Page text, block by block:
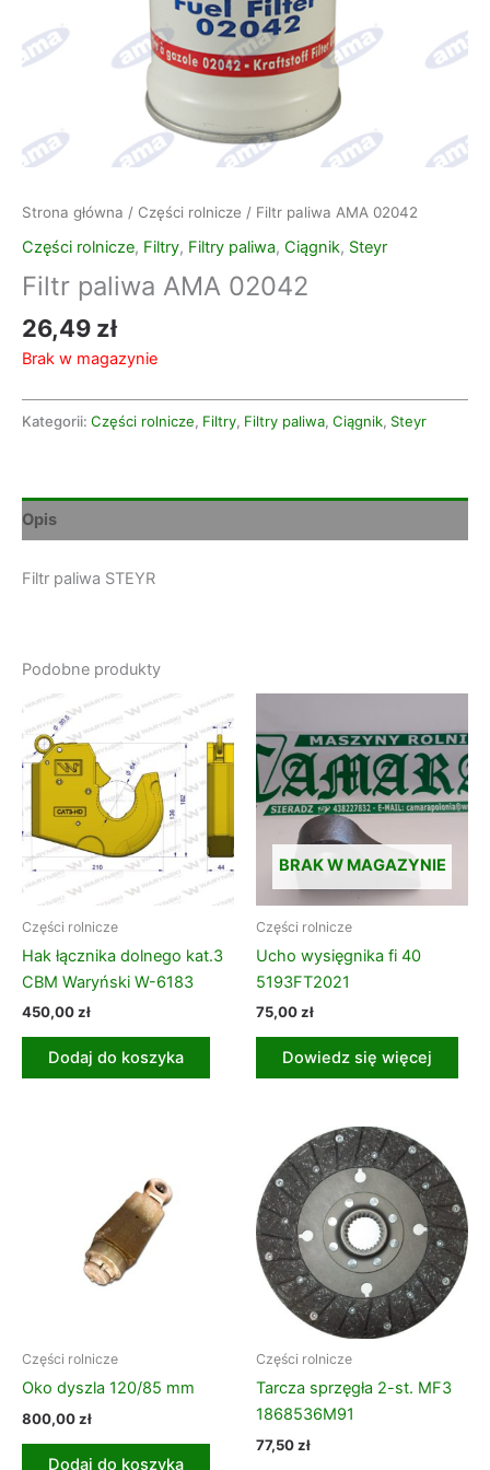
Strona główna / Części rolnicze / Filtr paliwa AMA 02042
Części rolnicze, Filtry, Filtry paliwa, Ciągnik, Steyr
Filtr paliwa AMA 02042
26,49 zł
Brak w magazynie
Kategorii: Części rolnicze, Filtry, Filtry paliwa, Ciągnik, Steyr
Opis
Filtr paliwa STEYR
Podobne produkty
Części rolnicze
Hak łącznika dolnego kat.3
CBM Waryński W-6183
450,00zł
Dodaj do koszyka
BRAK W MAGAZYNIE
Części rolnicze
Ucho wysięgnika fi 40
5193FT2021
75,00zł
Dowiedz się więcej
Części rolnicze
Oko dyszla 120/85 mm
800,00zł
Dodaj do koszyka
Części rolnicze
Tarcza sprzęgła 2-st. MF3
1868536M91
77,50zł